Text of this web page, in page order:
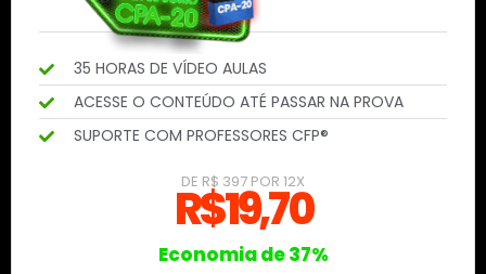
35 HORAS DE VÍDEO AULAS
ACESSE O CONTEÚDO ATÉ PASSAR NA PROVA
SUPORTE COM PROFESSORES CFP®
DE R$ 397 POR 12X
R$19,70
Economia de 37%